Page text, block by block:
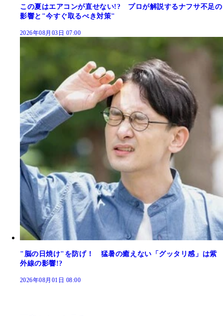
この夏はエアコンが直せない!? プロが解説するナフサ不足の
影響と"今すぐ取るべき対策"
2026年08月03日 07:00
"脳の日焼け"を防げ！ 猛暑の癒えない「グッタリ感」は紫
外線の影響!?
2026年08月01日 08:00